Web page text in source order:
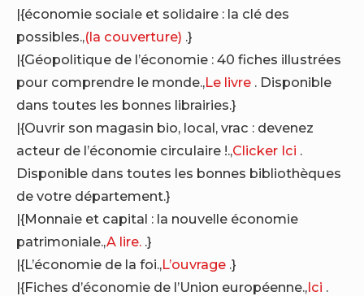
|{économie sociale et solidaire : la clé des
possibles.,(la couverture) .}
|{Géopolitique de l’économie : 40 fiches illustrées
pour comprendre le monde.,Le livre . Disponible
dans toutes les bonnes librairies.}
|{Ouvrir son magasin bio, local, vrac : devenez
acteur de l’économie circulaire !.,Clicker Ici .
Disponible dans toutes les bonnes bibliothèques
de votre département.}
|{Monnaie et capital : la nouvelle économie
patrimoniale.,A lire. .}
|{L’économie de la foi.,L’ouvrage .}
|{Fiches d’économie de l’Union européenne.,Ici .